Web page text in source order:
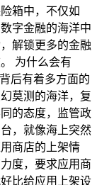
箱中，不仅如
字金融的海洋中
解锁更多的金融
为什么会有
后有着多方面的
莫测的海洋，复
的态度，监管政
，就像海上突然
商店的上架情
度，要求应用商
比给应用上架设